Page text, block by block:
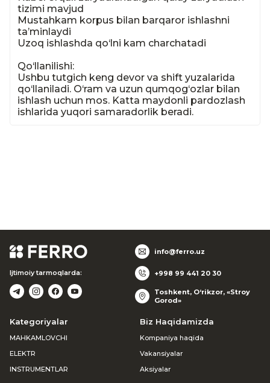
tizimi mavjud
Mustahkam korpus bilan barqaror ishlashni
ta’minlaydi
Uzoq ishlashda qo‘lni kam charchatadi
Qo‘llanilishi:
Ushbu tutgich keng devor va shift yuzalarida
qo‘llaniladi. O‘ram va uzun qumqog‘ozlar bilan
ishlash uchun mos. Katta maydonli pardozlash
ishlarida yuqori samaradorlik beradi.
Ijtimoiy tarmoqlarda:
info@ferro.uz
+998 99 441 20 30
Toshkent, O‘rikzor, «Stroy
Gorod»
Kategoriyalar
MAHKAMLOVCHI
ELEKTR
INSTRUMENTLAR
Biz Haqidamizda
Kompaniya haqida
Vakansiyalar
Aksiyalar